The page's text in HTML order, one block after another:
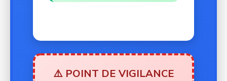
⚠️ POINT DE VIGILANCE